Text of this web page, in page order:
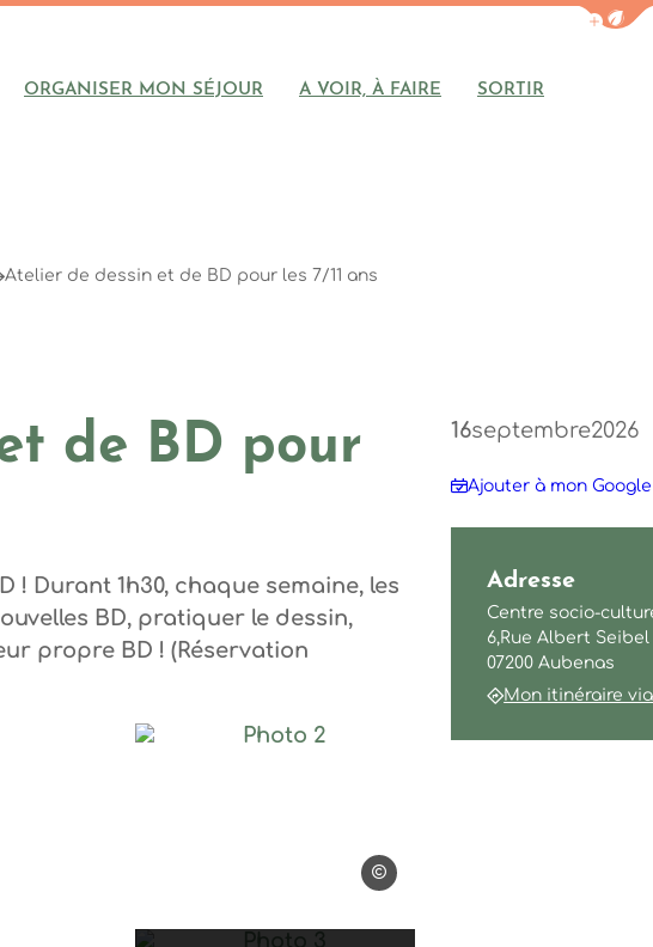
ORGANISER MON SÉJOUR A VOIR, À FAIRE SORTIR
Atelier de dessin et de BD pour les 7/11 ans
de BD pour
! Durant 1h30, chaque semaine, les
BD, pratiquer le dessin,
propre BD ! (Réservation
Photo 2, © anne valletta
anne valletta
Photo 3, © anne valletta
16septembre2026
Ajouter à mon
Adresse
Centre socio-
6,Rue Albert Seibel
07200 Aubenas
Mon itinéraire